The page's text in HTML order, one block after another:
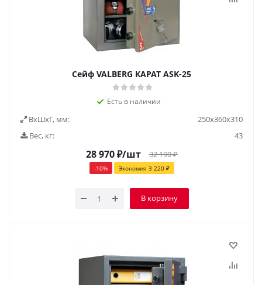
Сейф VALBERG КАРАТ ASK-25
Есть в наличии
ВxШxГ, мм:
250х360х310
Вес, кг:
43
28 970₽/шт 32 190₽
-10% Экономия 3 220₽
В корзину